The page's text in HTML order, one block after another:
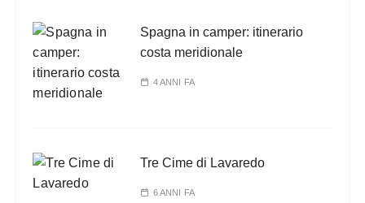
Spagna in camper: itinerario
costa meridionale
4 ANNI FA
Tre Cime di Lavaredo
6 ANNI FA